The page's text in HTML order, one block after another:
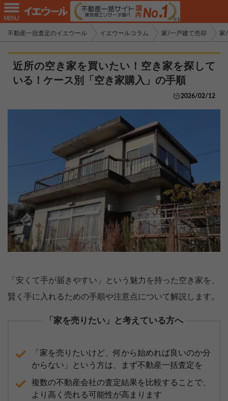
不動産一括査定のイエウール イエウールコラム 家/一戸建て売却 家
近所の空き家を買いたい！空き家を探して
いる！ケース別「空き家購入」の手順
2026/02/12
「安くて手が届きやすい」という魅力を持った空き家を、
賢く手に入れるための手順や注意点について解説します。
「家を売りたい」と考えている方へ
「家を売りたいけど、何から始めれば良いのか分
からない」という方は、まず不動産一括査定を
複数の不動産会社の査定結果を比較することで、
より高く売れる可能性が高まります